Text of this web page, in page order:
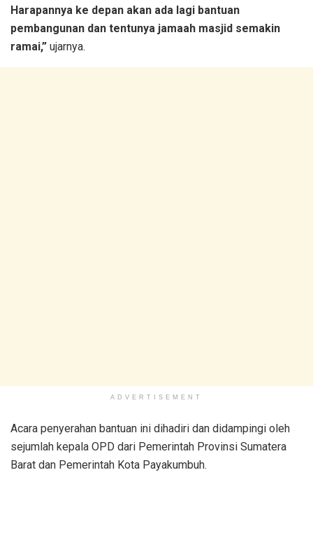
Harapannya ke depan akan ada lagi bantuan
pembangunan dan tentunya jamaah masjid semakin
ramai,” ujarnya.
ADVERTISEMENT
Acara penyerahan bantuan ini dihadiri dan didampingi oleh
sejumlah kepala OPD dari Pemerintah Provinsi Sumatera
Barat dan Pemerintah Kota Payakumbuh.